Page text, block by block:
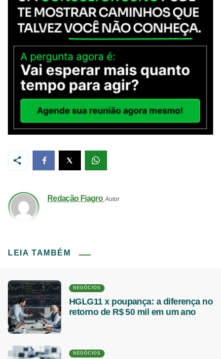
Redação Fiagro Autor
LEIA TAMBÉM
NEGÓCIOS
HGLG11 x poupança: a diferença no
retorno de R$ 50 mil em um ano
NEGÓCIOS